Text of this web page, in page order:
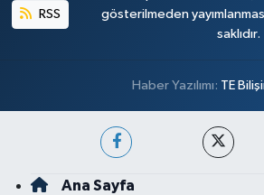
RSS
gösterilmeden
saklıdır.
Haber Yazılımı: TE
Ana Sayfa